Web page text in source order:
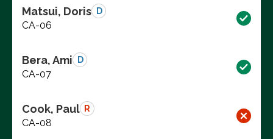
Matsui, Doris D
CA-06
Bera, Ami D
CA-07
Cook, Paul R
CA-08